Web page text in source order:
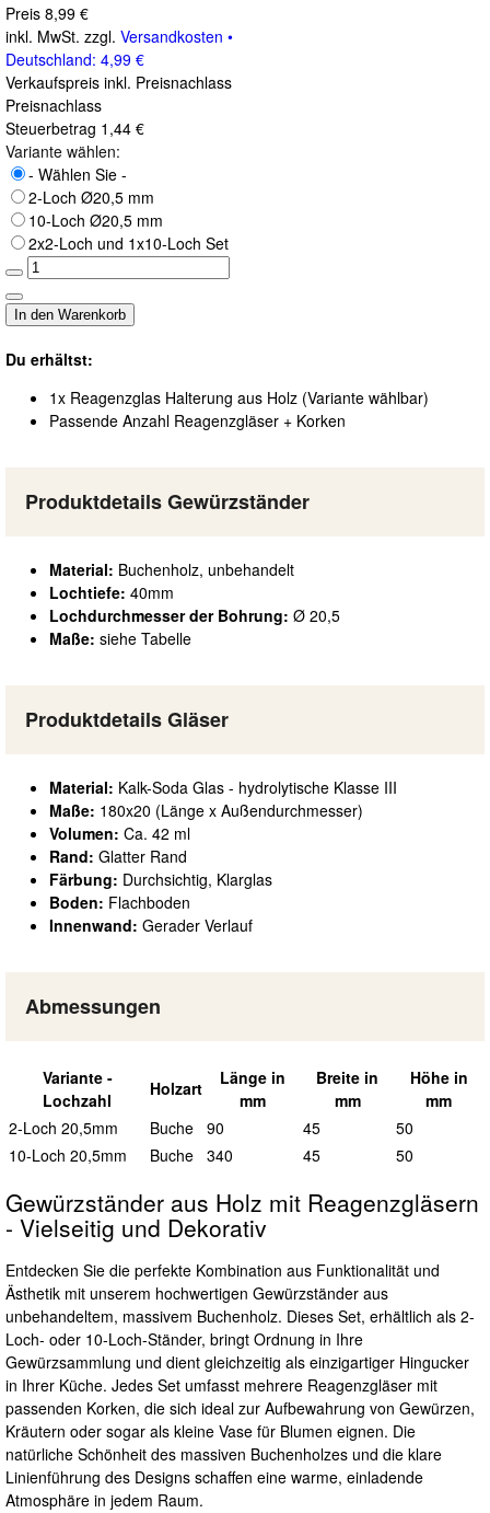
Preis 8,99 €
inkl. MwSt. zzgl. Versandkosten •
Deutschland: 4,99 €
Verkaufspreis inkl. Preisnachlass
Preisnachlass
Steuerbetrag 1,44 €
Variante wählen:
- Wählen Sie -
2-Loch Ø20,5 mm
10-Loch Ø20,5 mm
2x2-Loch und 1x10-Loch Set
Du erhältst:
1x Reagenzglas Halterung aus Holz (Variante wählbar)
Passende Anzahl Reagenzgläser + Korken
Produktdetails Gewürzständer
Material: Buchenholz, unbehandelt
Lochtiefe: 40mm
Lochdurchmesser der Bohrung: Ø 20,5
Maße: siehe Tabelle
Produktdetails Gläser
Material: Kalk-Soda Glas - hydrolytische Klasse III
Maße: 180x20 (Länge x Außendurchmesser)
Volumen: Ca. 42 ml
Rand: Glatter Rand
Färbung: Durchsichtig, Klarglas
Boden: Flachboden
Innenwand: Gerader Verlauf
Abmessungen
Variante-
Lochzahl
Holzart Länge in
mm
Breite in
mm
Höhe in
mm
2-Loch 20,5mm
Buche 90 45
50
10-Loch 20,5mm
Buche 340 45 50
Gewürzständer aus Holz mit Reagenzgläsern
- Vielseitig und Dekorativ
Entdecken Sie die perfekte Kombination aus Funktionalität und
Ästhetik mit unserem hochwertigen Gewürzständer aus
unbehandeltem, massivem Buchenholz. Dieses Set, erhältlich als 2-
Loch- oder 10-Loch-Ständer, bringt Ordnung in Ihre
Gewürzsammlung und dient gleichzeitig als einzigartiger Hingucker
in Ihrer Küche. Jedes Set umfasst mehrere Reagenzgläser mit
passenden Korken, die sich ideal zur Aufbewahrung von Gewürzen,
Kräutern oder sogar als kleine Vase für Blumen eignen. Die
natürliche Schönheit des massiven Buchenholzes und die klare
Linienführung des Designs schaffen eine warme, einladende
Atmosphäre in jedem Raum.